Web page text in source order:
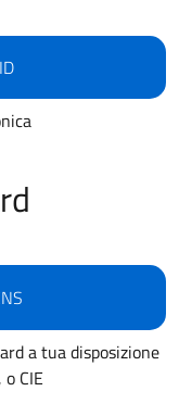
a tua disposizione
CIE